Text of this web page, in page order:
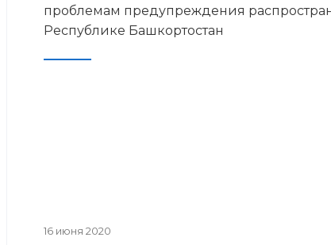
проблемам предупреждения
Республике Башкортостан
16 июня 2020